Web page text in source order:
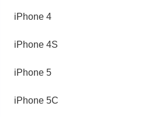
iPhone 4
iPhone 4S
iPhone 5
iPhone 5C